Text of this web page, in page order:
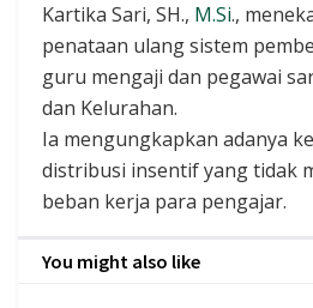
Kartika Sari, SH., M.Si.,
penataan ulang sistem
guru mengaji dan pegawai
dan Kelurahan.
Ia mengungkapkan adanya
distribusi insentif yang tidak
beban kerja para pengajar.
You might also like